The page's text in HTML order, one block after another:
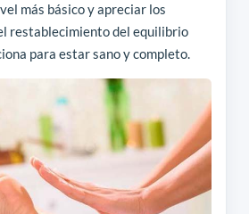
más básico y apreciar los
restablecimiento del equilibrio
para estar sano y completo.